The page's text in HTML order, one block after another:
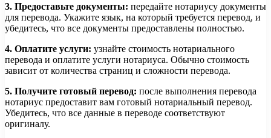
3. Предоставьте документы: передайте нотариусу документы
для перевода. Укажите язык, на который требуется перевод, и
убедитесь, что все документы предоставлены полностью.
4. Оплатите услуги: узнайте стоимость нотариального
перевода и оплатите услуги нотариуса. Обычно стоимость
зависит от количества страниц и сложности перевода.
5. Получите готовый перевод: после выполнения перевода
нотариус предоставит вам готовый нотариальный перевод.
Убедитесь, что все данные в переводе соответствуют
оригиналу.